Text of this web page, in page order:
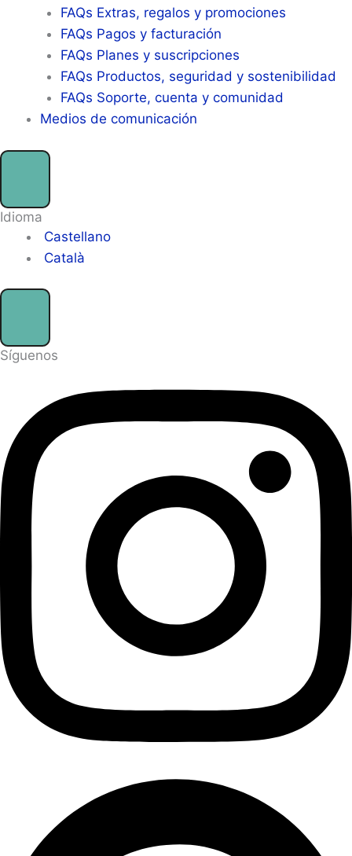
FAQs Extras, regalos y promociones
FAQs Pagos y facturación
FAQs Planes y suscripciones
FAQs Productos, seguridad y sostenibilidad
FAQs Soporte, cuenta y comunidad
Medios de comunicación
Idioma
Castellano
Català
Síguenos